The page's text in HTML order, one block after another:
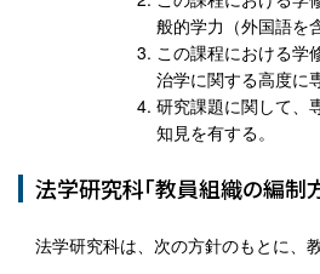
般的学力（外国語を
この課程における学
治学に関する高度に
研究課題に関して、
知見を有する。
法学研究科「教員組織の編制
法学研究科は、次の方針のもとに、